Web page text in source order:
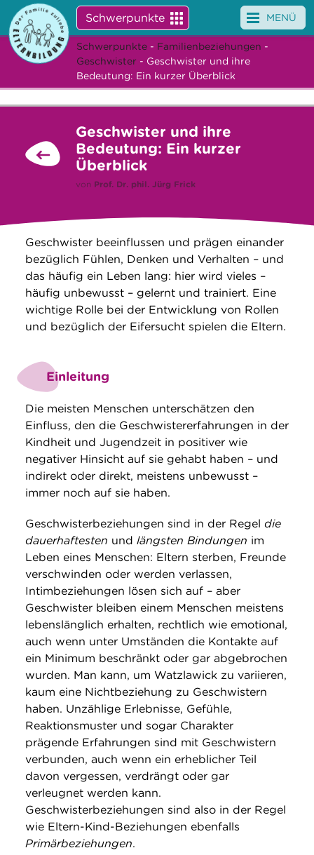
Schwerpunkte
Angebote
Veranstaltungen
Service
Suche
MENÜ
Schwerpunkte - Familienbeziehungen -
Geschwister - Geschwister und ihre
Bedeutung: Ein kurzer Überblick
Geschwister und ihre
Bedeutung: Ein kurzer
Überblick
von Prof. Dr. phil. Jürg Frick
Geschwister beeinflussen und prägen einander
bezüglich Fühlen, Denken und Verhalten – und
das häufig ein Leben lang: hier wird vieles –
häufig unbewusst – gelernt und trainiert. Eine
wichtige Rolle bei der Entwicklung von Rollen
und bezüglich der Eifersucht spielen die Eltern.
Einleitung
Die meisten Menschen unterschätzen den
Einfluss, den die Geschwistererfahrungen in der
Kindheit und Jugendzeit in positiver wie
negativer Hinsicht auf sie gehabt haben – und
indirekt oder direkt, meistens unbewusst –
immer noch auf sie haben.
Geschwisterbeziehungen sind in der Regel die
dauerhaftesten und längsten Bindungen im
Leben eines Menschen: Eltern sterben, Freunde
verschwinden oder werden verlassen,
Intimbeziehungen lösen sich auf – aber
Geschwister bleiben einem Menschen meistens
lebenslänglich erhalten, rechtlich wie emotional,
auch wenn unter Umständen die Kontakte auf
ein Minimum beschränkt oder gar abgebrochen
wurden. Man kann, um Watzlawick zu variieren,
kaum eine Nichtbeziehung zu Geschwistern
haben. Unzählige Erlebnisse, Gefühle,
Reaktionsmuster und sogar Charakter
prägende Erfahrungen sind mit Geschwistern
verbunden, auch wenn ein erheblicher Teil
davon vergessen, verdrängt oder gar
verleugnet werden kann.
Geschwisterbeziehungen sind also in der Regel
wie Eltern-Kind-Beziehungen ebenfalls
Primärbeziehungen.